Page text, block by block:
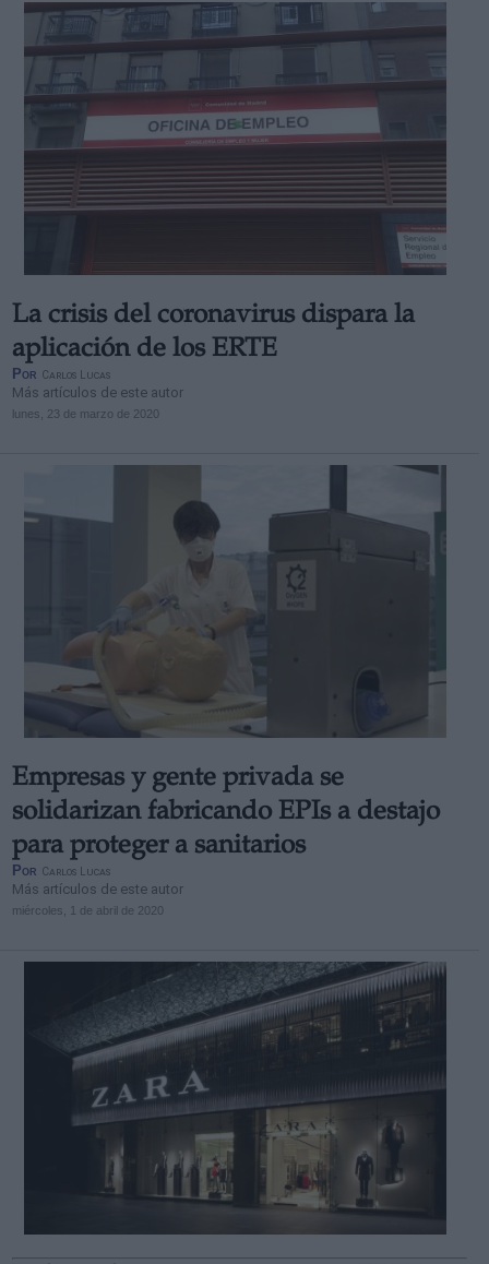
La crisis del coronavirus dispara la
aplicación de los ERTE
Por Carlos Lucas
Más artículos de este autor
lunes, 23 de marzo de 2020
Empresas y gente privada se
solidarizan fabricando EPIs a destajo
para proteger a sanitarios
Por Carlos Lucas
Más artículos de este autor
miércoles, 1 de abril de 2020